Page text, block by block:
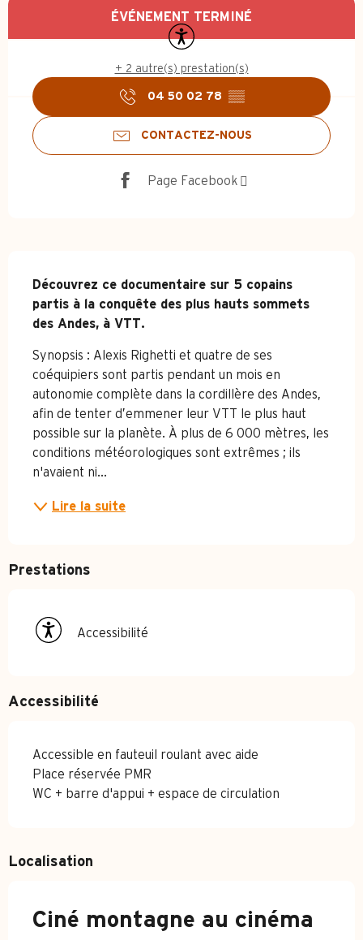
Ouverture et coordonnées
ÉVÉNEMENT TERMINÉ
Accessibilité
+ 2 autre(s) prestation(s)
04 50 02 78 ▒▒
CONTACTEZ-NOUS
Page Facebook
Description
Découvrez ce documentaire sur 5 copains
partis à la conquête des plus hauts sommets
des Andes, à VTT.
Synopsis : Alexis Righetti et quatre de ses
coéquipiers sont partis pendant un mois en
autonomie complète dans la cordillère des Andes,
afin de tenter d’emmener leur VTT le plus haut
possible sur la planète. À plus de 6 000 mètres, les
conditions météorologiques sont extrêmes ; ils
n'avaient ni...
Lire la suite
Prestations
Accessibilité
Accessibilité
Accessible en fauteuil roulant avec aide
Place réservée PMR
WC + barre d'appui + espace de circulation
Localisation
Ciné montagne au cinéma